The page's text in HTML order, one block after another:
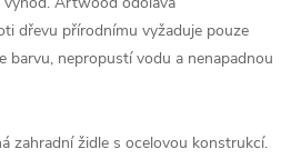
dřevu přírodnímu vyžaduje pouze
barvu, nepropustí vodu a nenapadnou
zahradní židle s ocelovou konstrukcí.